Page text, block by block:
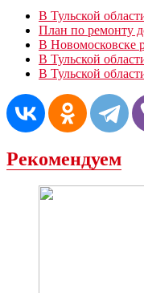
В Тульской
План по ремонту
В Новомосковске
В Тульской
В Тульской
Рекомендуем